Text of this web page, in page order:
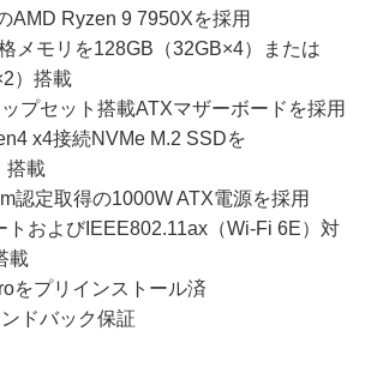
AMD Ryzen 9 7950Xを採用
メモリを128GB（32GB×4）または
）搭載
プセット搭載ATXマザーボードを採用
x4接続NVMe M.2 SSDを
搭載
認定取得の1000W ATX電源を採用
トおよびIEEE802.11ax（Wi-Fi 6E）対
載
をプリインストール済
ドバック保証